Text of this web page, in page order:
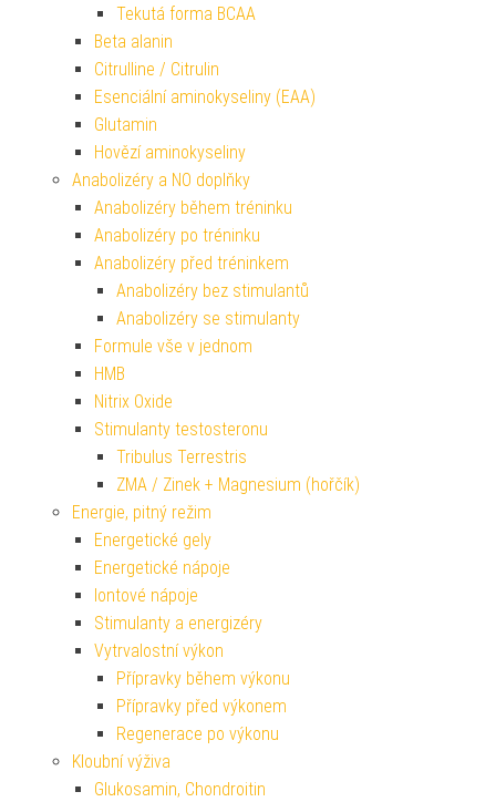
Tekutá forma BCAA
Beta alanin
Citrulline / Citrulin
Esenciální aminokyseliny (EAA)
Glutamin
Hovězí aminokyseliny
Anabolizéry a NO doplňky
Anabolizéry během tréninku
Anabolizéry po tréninku
Anabolizéry před tréninkem
Anabolizéry bez stimulantů
Anabolizéry se stimulanty
Formule vše v jednom
HMB
Nitrix Oxide
Stimulanty testosteronu
Tribulus Terrestris
ZMA / Zinek + Magnesium (hořčík)
Energie, pitný režim
Energetické gely
Energetické nápoje
Iontové nápoje
Stimulanty a energizéry
Vytrvalostní výkon
Přípravky během výkonu
Přípravky před výkonem
Regenerace po výkonu
Kloubní výživa
Glukosamin, Chondroitin